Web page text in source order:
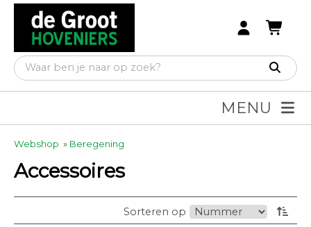
MENU
Webshop » Beregening
Accessoires
Sorteren op